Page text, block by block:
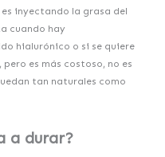
inyectando la grasa del
cuando hay
hialurónico o si se quiere
es más costoso, no es
tan naturales como
a durar?